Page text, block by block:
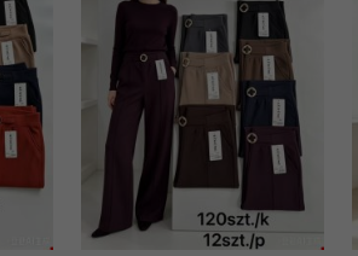
przez OMEZ
wycofanie zgody nie
oraz usunięcia
Twoich